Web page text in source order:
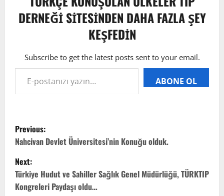
DERNEĞI SITESINDEN DAHA FAZLA ŞEY
KEŞFEDIN
Subscribe to get the latest posts sent to your email.
ABONE OL
Previous:
Nahcivan Devlet Üniversitesi’nin Konuğu olduk.
Next:
Türkiye Hudut ve Sahiller Sağlık Genel Müdürlüğü, TÜRKTIP
Kongreleri Paydaşı oldu…